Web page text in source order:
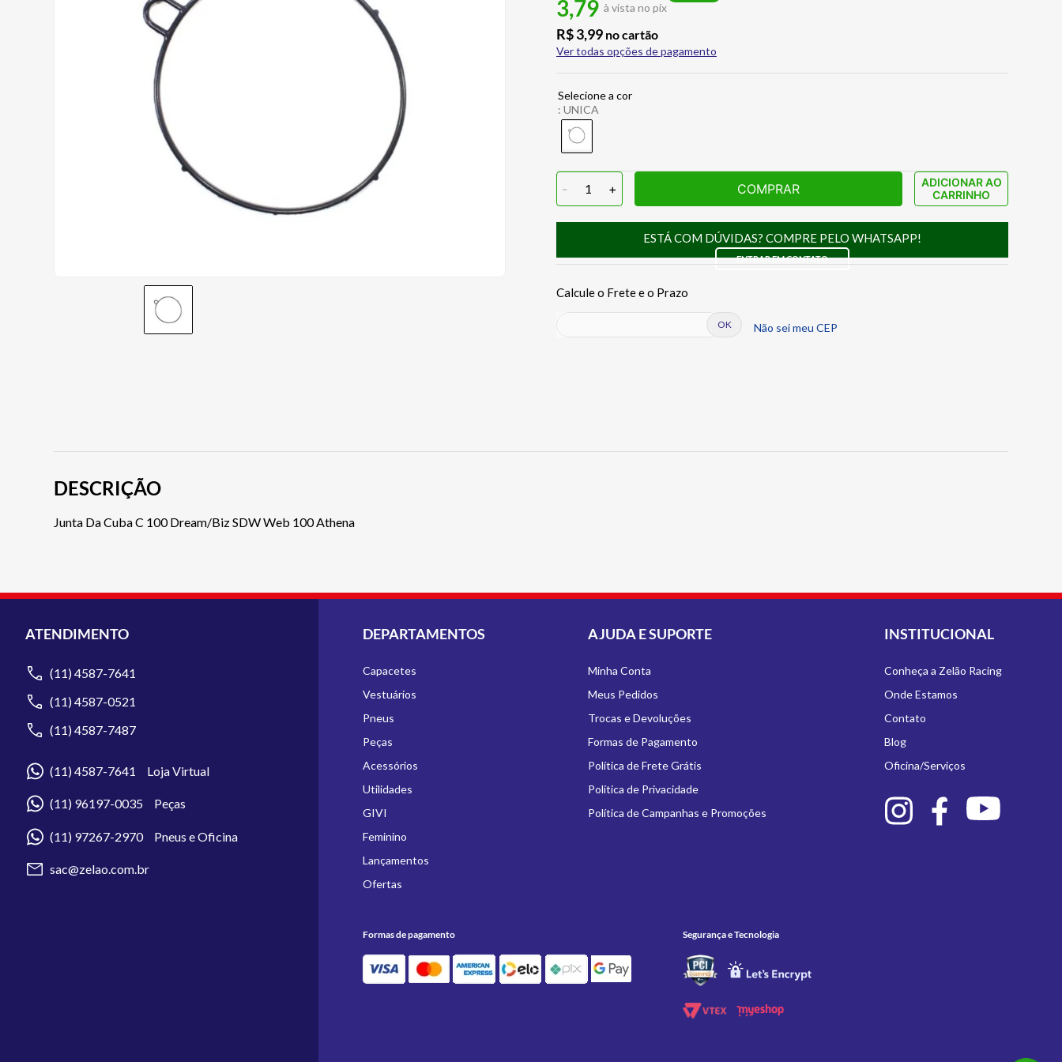
3,79 à vista no pix
R$3,99 no cartão
Ver todas opções de pagamento
: UNICA
- 1 + COMPRAR
ADICIONAR AO
CARRINHO
ESTÁ COM DÚVIDAS? COMPRE PELO WHATSAPP!
ENTRAR EM CONTATO
Não sei meu CEP
DESCRIÇÃO
Junta Da Cuba C 100 Dream/Biz SDW Web 100 Athena
ATENDIMENTO
(11) 4587-7641
(11) 4587-0521
(11) 4587-7487
(11) 4587-7641 Loja Virtual
(11) 96197-0035 Peças
(11) 97267-2970 Pneus e Oficina
sac@zelao.com.br
DEPARTAMENTOS
Capacetes
Vestuários
Pneus
Peças
Acessórios
Utilidades
GIVI
Feminino
Lançamentos
Ofertas
AJUDA E SUPORTE
Minha Conta
Meus Pedidos
Trocas e Devoluções
Formas de Pagamento
Política de Frete Grátis
Política de Privacidade
Política de Campanhas e Promoções
INSTITUCIONAL
Conheça a Zelão Racing
Onde Estamos
Contato
Blog
Oficina/Serviços
Formas de pagamento Segurança e Tecnologia
9º CALÇA
10º